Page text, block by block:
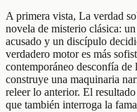
A primera vista, La verdad
novela de misterio clásica:
acusado y un discípulo
verdadero motor es más
contemporáneo desconfía de
construye una maquinaria
releer lo anterior. El
que también interroga la